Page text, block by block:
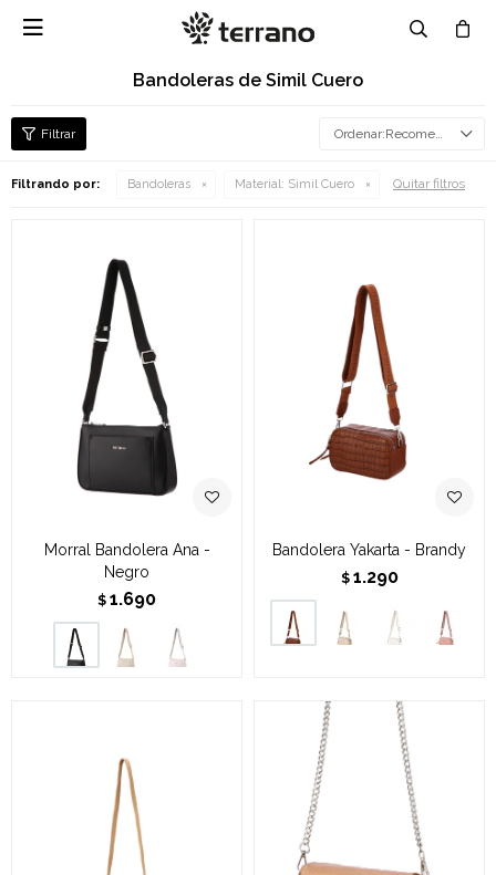

Bandoleras de Simil Cuero
Recomendados
Filtrando por: Bandoleras Material: Simil Cuero Quitar filtros
Morral Bandolera Ana -
Negro
$ 1.690
Bandolera Yakarta - Brandy
$ 1.290